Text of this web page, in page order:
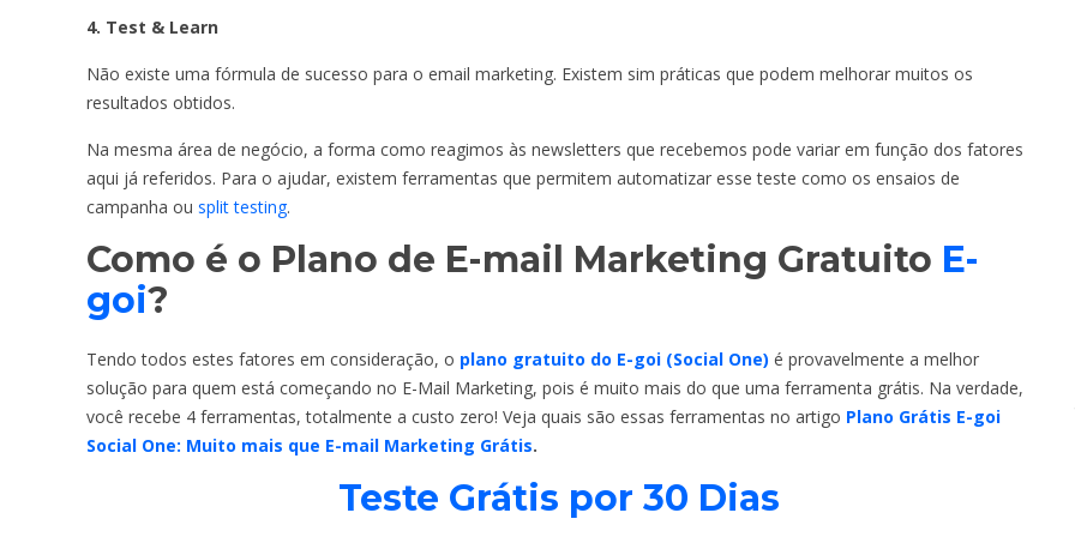
4. Test & Learn
Não existe uma fórmula de sucesso para o email marketing. Existem sim práticas que podem melhorar muitos os
resultados obtidos.
Na mesma área de negócio, a forma como reagimos às newsletters que recebemos pode variar em função dos fatores
aqui já referidos. Para o ajudar, existem ferramentas que permitem automatizar esse teste como os ensaios de
campanha ou split testing.
Como é o Plano de E-mail Marketing Gratuito E-
goi?
Tendo todos estes fatores em consideração, o plano gratuito do E-goi (Social One) é provavelmente a melhor
solução para quem está começando no E-Mail Marketing, pois é muito mais do que uma ferramenta grátis. Na verdade,
você recebe 4 ferramentas, totalmente a custo zero! Veja quais são essas ferramentas no artigo Plano Grátis E-goi
Social One: Muito mais que E-mail Marketing Grátis.
Teste Grátis por 30 Dias